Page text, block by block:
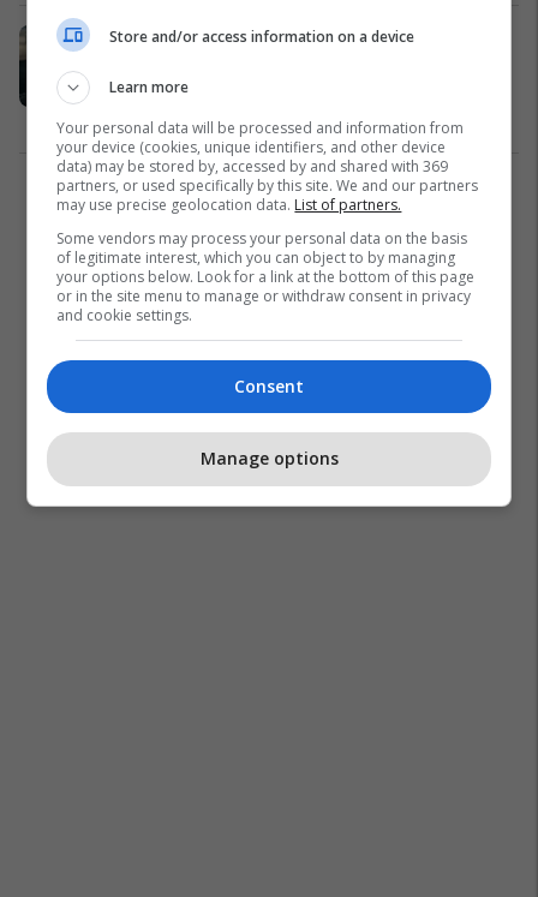
Rihapja e fitneseve, Arta Nitaj:
deri të hënën
Yjet 04/02/2022
1
Store and/or access information on a device
Learn more
Your personal data will be processed and information from
your device (cookies, unique identifiers, and other device
data) may be stored by, accessed by and shared with 369
partners, or used specifically by this site. We and our partners
may use precise geolocation data. List of partners.
Some vendors may process your personal data on the basis
of legitimate interest, which you can object to by managing
your options below. Look for a link at the bottom of this page
or in the site menu to manage or withdraw consent in privacy
and cookie settings.
Consent
Manage options